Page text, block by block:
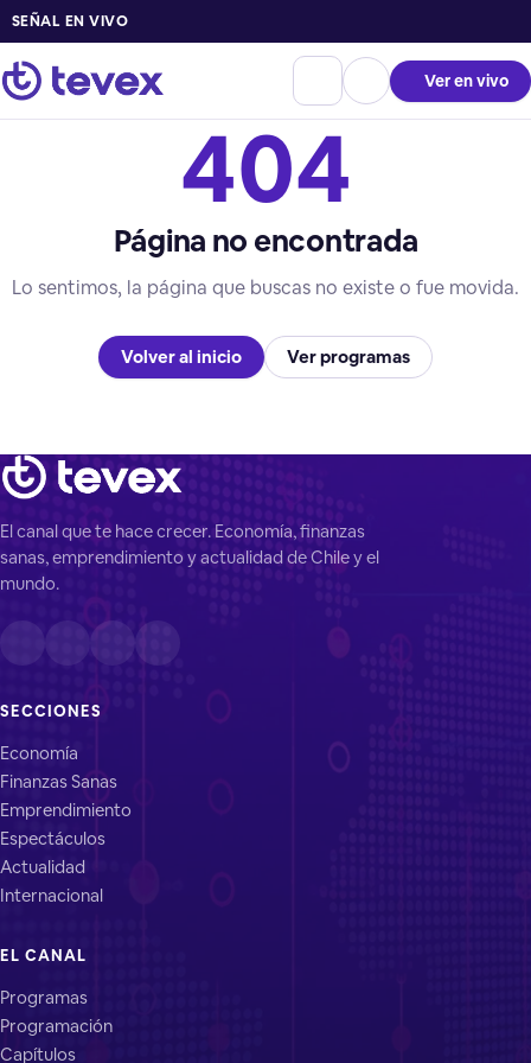
SEÑAL EN VIVO
Ver en vivo
404
Página no encontrada
Lo sentimos, la página que buscas no existe o fue movida.
Volver al inicio Ver programas
El canal que te hace crecer. Economía, finanzas
sanas, emprendimiento y actualidad de Chile y el
mundo.
SECCIONES
Economía
Finanzas Sanas
Emprendimiento
Espectáculos
Actualidad
Internacional
EL CANAL
Programas
Programación
Capítulos